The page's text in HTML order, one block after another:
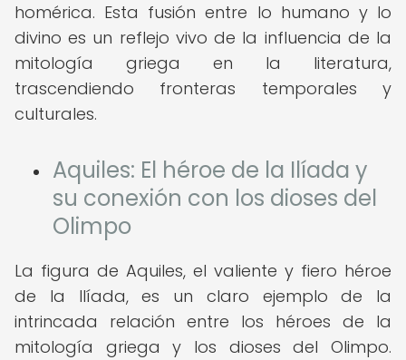
homérica. Esta fusión entre lo humano y lo
divino es un reflejo vivo de la influencia de la
mitología griega en la literatura,
trascendiendo fronteras temporales y
culturales.
Aquiles: El héroe de la Ilíada y
su conexión con los dioses del
Olimpo
La figura de Aquiles, el valiente y fiero héroe
de la Ilíada, es un claro ejemplo de la
intrincada relación entre los héroes de la
mitología griega y los dioses del Olimpo.